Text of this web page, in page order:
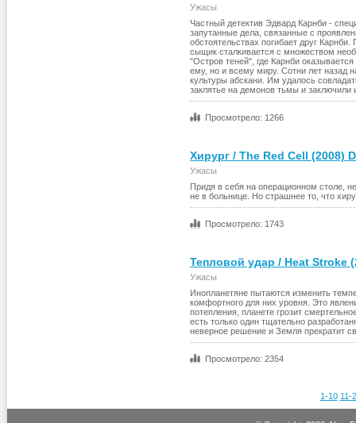
Ужасы
Частный детектив Эдвард Карнби -
запутанные дела, связанные с
обстоятельствах погибает друг
сыщик сталкивается с множеством
"Остров теней", где Карнби
ему, но и всему миру. Сотни лет назад
культуры абскани. Им удалось
заклятье на демонов тьмы и заключили
Просмотрело: 1266
Хирург / The Red Cell (2008)
Ужасы
Придя в себя на операционном столе,
не в больнице. Но страшнее то, что
Просмотрело: 1743
Тепловой удар / Heat Stroke
Ужасы
Инопланетяне пытаются изменить
комфортного для них уровня. Это
потепления, планете грозит
есть только один тщательно
неверное решение и Земля прекратит
Просмотрело: 2354
1-10 11-